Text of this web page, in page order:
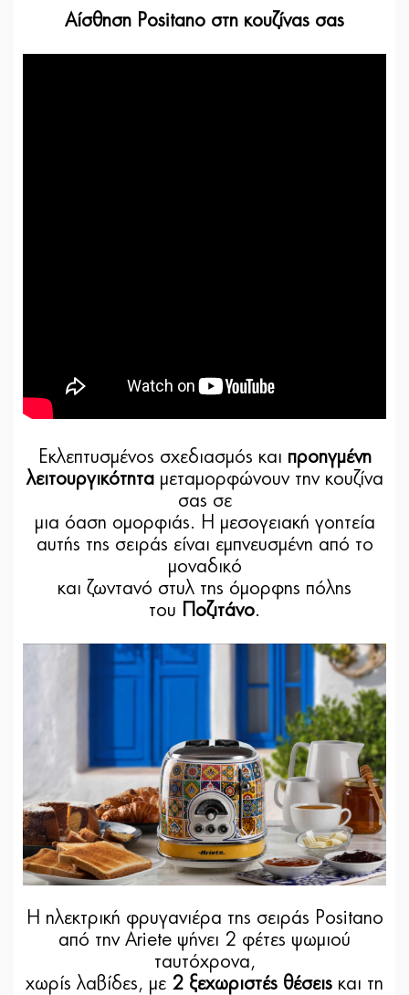
Αίσθηση Positano στη κουζίνας σας
Εκλεπτυσμένος σχεδιασμός και προηγμένη
λειτουργικότητα μεταμορφώνουν την κουζίνα
σας σε
μια όαση ομορφιάς. Η μεσογειακή γοητεία
αυτής της σειράς είναι εμπνευσμένη από το
μοναδικό
και ζωντανό στυλ της όμορφης πόλης
του
Ποζιτάνο.
Η ηλεκτρική φρυγανιέρα της σειράς Positano
από την Ariete ψήνει 2 φέτες ψωμιού
ταυτόχρονα,
χωρίς λαβίδες, με 2 ξεχωριστές θέσεις και τη